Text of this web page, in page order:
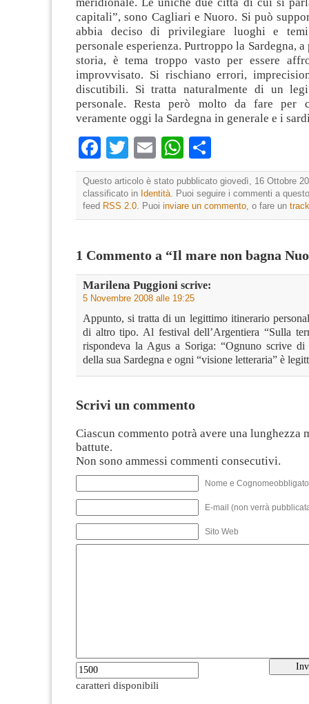
meridionale. Le uniche due città di cui si
capitali”, sono Cagliari e Nuoro. Si può
abbia deciso di privilegiare luoghi e
personale esperienza. Purtroppo la Sardegna,
storia, è tema troppo vasto per essere
improvvisato. Si rischiano errori,
discutibili. Si tratta naturalmente di un
personale. Resta però molto da fare per
veramente oggi la Sardegna in generale e i
Facebook
TwitterEmailWhatsApp
Questo articolo è stato pubblicato giovedì, 16 Ottobre
classificato in Identità. Puoi seguire i commenti a
feed RSS 2.0. Puoi inviare un commento, o fare un
1 Commento a “Il mare non bagna
Marilena Puggioni scrive:
5 Novembre 2008 alle 19:25
Appunto, si tratta di un legittimo itinerario
di altro tipo. Al festival dell’Argentiera “Sulla
rispondeva la Agus a Soriga: “Ognuno scrive
della sua Sardegna e ogni “visione letteraria” è
Scrivi un commento
Ciascun commento potrà avere una lunghezza
battute.
Non sono ammessi commenti consecutivi.
Nome e
E-mail (non verrà
Sito Web
caratteri disponibili